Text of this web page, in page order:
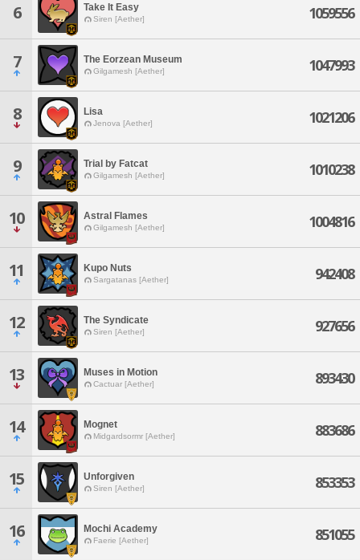
6 Take It Easy
Siren [Aether] 1059556
7 The Eorzean Museum
Gilgamesh [Aether] 1047993
8 Lisa
Jenova [Aether] 1021206
9 Trial by Fatcat
Gilgamesh [Aether] 1010238
10 Astral Flames
Gilgamesh [Aether] 1004816
11 Kupo Nuts
Sargatanas [Aether] 942408
12 The Syndicate
Siren [Aether] 927656
13 Muses in Motion
Cactuar [Aether] 893430
14 Mognet
Midgardsormr [Aether] 883686
15 Unforgiven
Siren [Aether] 853353
16 Mochi Academy
Faerie [Aether] 851055